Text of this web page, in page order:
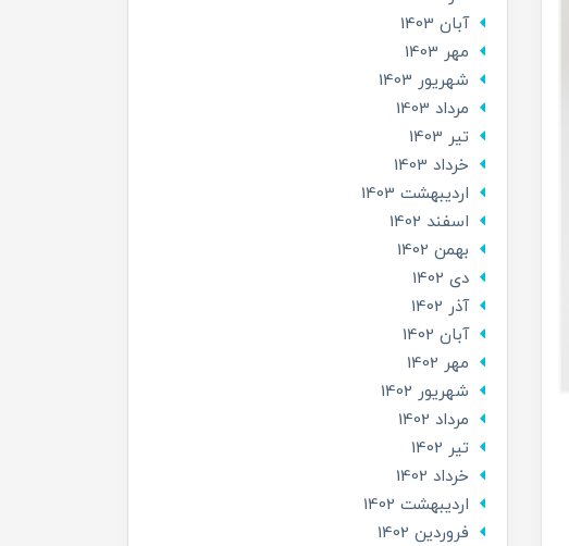
آبان 1403
مهر 1403
شهریور 1403
مرداد 1403
تير 1403
خرداد 1403
ارديبهشت 1403
اسفند 1402
بهمن 1402
دی 1402
آذر 1402
آبان 1402
مهر 1402
شهریور 1402
مرداد 1402
تير 1402
خرداد 1402
ارديبهشت 1402
فروردین 1402